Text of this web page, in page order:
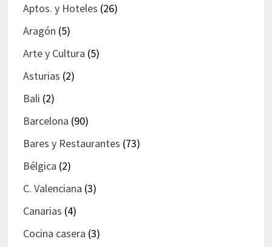
Aptos. y Hoteles (26)
Aragón (5)
Arte y Cultura (5)
Asturias (2)
Bali (2)
Barcelona (90)
Bares y Restaurantes (73)
Bélgica (2)
C. Valenciana (3)
Canarias (4)
Cocina casera (3)